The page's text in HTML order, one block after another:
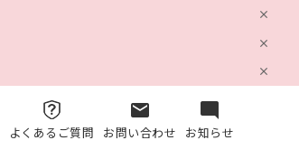
よくあるご質問
mail
お問い合わせ
mode_comment
お知らせ